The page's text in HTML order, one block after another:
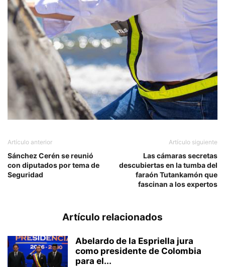
Artículo anterior
Sánchez Cerén se reunió
con diputados por tema de
Seguridad
Artículo siguiente
Las cámaras secretas
descubiertas en la tumba del
faraón Tutankamón que
fascinan a los expertos
Artículo relacionados
Abelardo de la Espriella jura
como presidente de Colombia
para el...